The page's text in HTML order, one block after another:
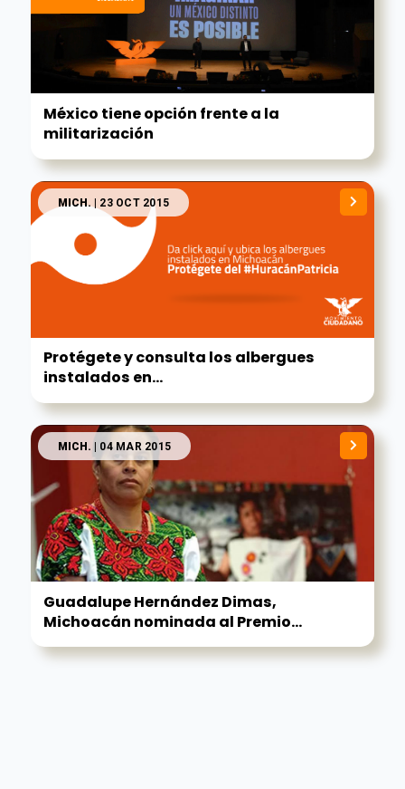
México tiene opción frente a la
militarización
MICH. | 23 OCT 2015
Protégete y consulta los albergues
instalados en...
MICH. | 04 MAR 2015
Guadalupe Hernández Dimas,
Michoacán nominada al Premio...